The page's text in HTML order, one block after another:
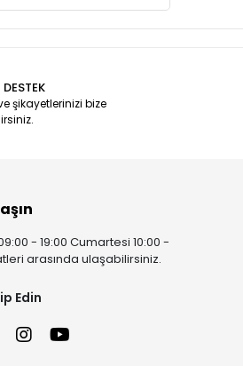
şikayetlerinizi bize
- 19:00 Cumartesi 10:00 -
arasında ulaşabilirsiniz.
Edin